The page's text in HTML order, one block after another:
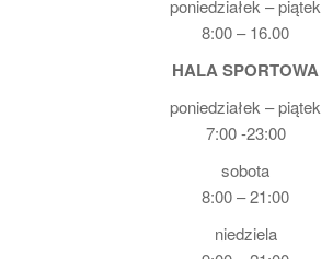
poniedziałek – piątek
8:00 – 16.00
HALA SPORTOWA
poniedziałek – piątek
7:00 -23:00
sobota
8:00 – 21:00
niedziela